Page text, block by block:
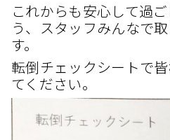
これからも安心して過
う、スタッフみんなで
す。
転倒チェックシートで
てください。